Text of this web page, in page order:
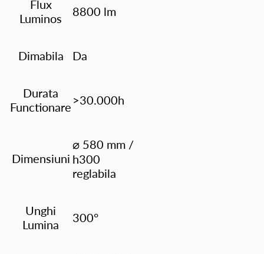
Flux
Luminos
8800 lm
Dimabila Da
Durata
Functionare >30.000h
Dimensiuni
⌀ 580 mm /
h300
reglabila
Unghi
Lumina
300°